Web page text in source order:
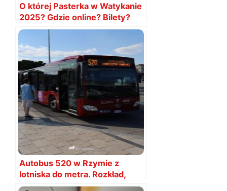
O której Pasterka w Watykanie
2025? Gdzie online? Bilety?
Autobus 520 w Rzymie z
lotniska do metra. Rozkład,
mapa i bilety